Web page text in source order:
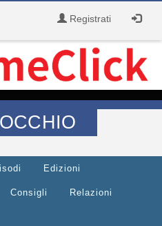
Registrati
Edizioni
Consigli Relazioni